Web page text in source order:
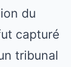
du
capturé
tribunal